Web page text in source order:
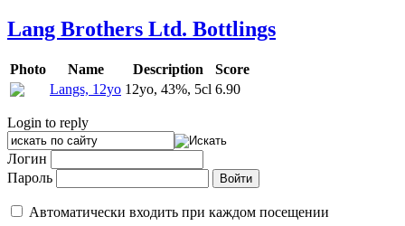
Lang Brothers Ltd. Bottlings
Photo Name Description
Score
Langs, 12yo 12yo, 43%, 5cl 6.90
Login to reply
Логин
Пароль
Автоматически входить при каждом посещении